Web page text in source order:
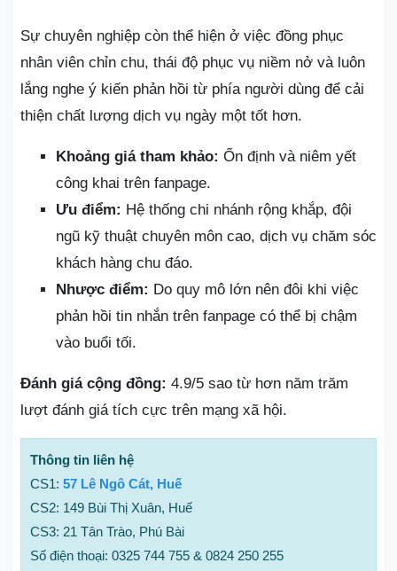
Sự chuyên nghiệp còn thể hiện ở việc đồng phục
nhân viên chỉn chu, thái độ phục vụ niềm nở và luôn
lắng nghe ý kiến phản hồi từ phía người dùng để cải
thiện chất lượng dịch vụ ngày một tốt hơn.
Khoảng giá tham khảo: Ổn định và niêm yết
công khai trên fanpage.
Ưu điểm: Hệ thống chi nhánh rộng khắp, đội
ngũ kỹ thuật chuyên môn cao, dịch vụ chăm sóc
khách hàng chu đáo.
Nhược điểm: Do quy mô lớn nên đôi khi việc
phản hồi tin nhắn trên fanpage có thể bị chậm
vào buổi tối.
Đánh giá cộng đồng: 4.9/5 sao từ hơn năm trăm
lượt đánh giá tích cực trên mạng xã hội.
Thông tin liên hệ
CS1: 57 Lê Ngô Cát, Huế
CS2: 149 Bùi Thị Xuân, Huế
CS3: 21 Tân Trào, Phú Bài
Số điện thoại: 0325 744 755 & 0824 250 255